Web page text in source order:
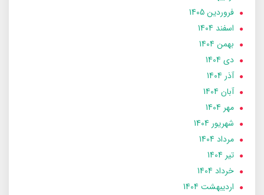
فروردین 1405
اسفند 1404
بهمن 1404
دی 1404
آذر 1404
آبان 1404
مهر 1404
شهریور 1404
مرداد 1404
تير 1404
خرداد 1404
ارديبهشت 1404